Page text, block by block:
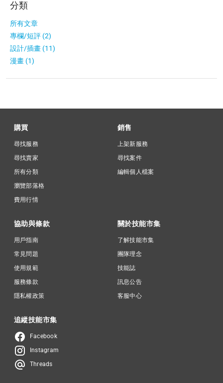
分類
所有文章
專欄/短評 (2)
設計/插畫 (11)
漫畫 (1)
購買
尋找服務
尋找賣家
所有分類
瀏覽部落格
費用行情
銷售
上架新服務
尋找案件
編輯個人檔案
協助與條款
用戶指南
常見問題
使用規範
服務條款
隱私權政策
關於技能市集
了解技能市集
團隊理念
技能誌
訊息公告
客服中心
追縱技能市集
Facebook
Instagram
Threads